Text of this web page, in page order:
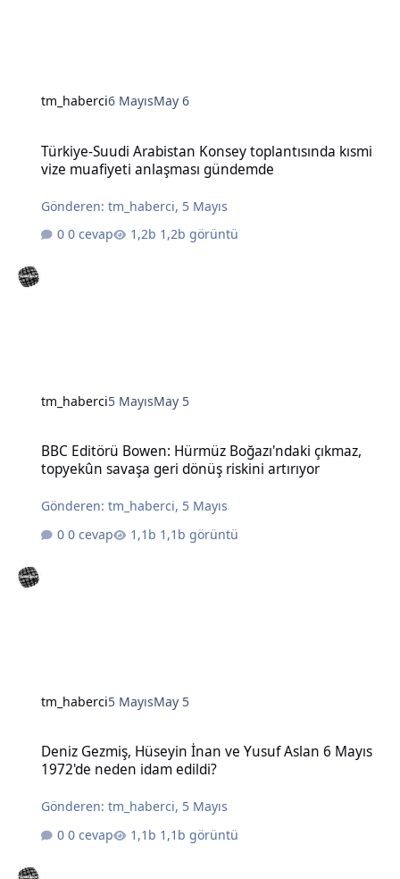
tm_haberci6 MayısMay 6
Türkiye-Suudi Arabistan Konsey toplantısında kısmi
vize muafiyeti anlaşması gündemde
Gönderen:tm_haberci, 5 Mayıs
0 cevap
1,2b görüntü
tm_haberci5 MayısMay 5
BBC Editörü Bowen: Hürmüz Boğazı'ndaki çıkmaz,
topyekûn savaşa geri dönüş riskini artırıyor
Gönderen:tm_haberci, 5 Mayıs
0 cevap
1,1b görüntü
tm_haberci5 MayısMay 5
Deniz Gezmiş, Hüseyin İnan ve Yusuf Aslan 6 Mayıs
1972'de neden idam edildi?
Gönderen:tm_haberci, 5 Mayıs
0 cevap
1,1b görüntü